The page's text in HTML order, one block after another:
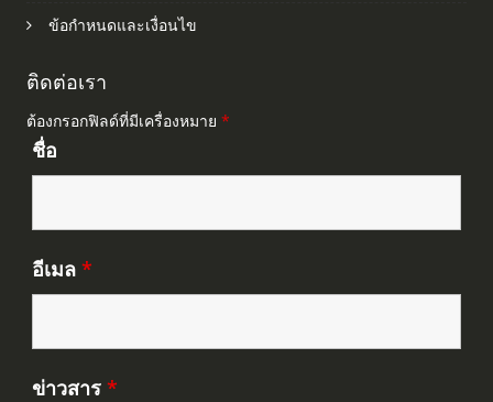
ข้อกำหนดและเงื่อนไข
ติดต่อเรา
ต้องกรอกฟิลด์ที่มีเครื่องหมาย *
ชื่อ
อีเมล *
ข่าวสาร *